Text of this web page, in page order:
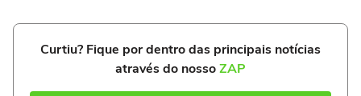
Curtiu? Fique por dentro das principais notícias
através do nossoZAP